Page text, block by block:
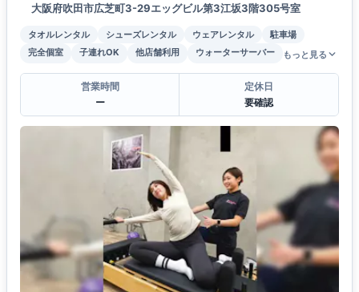
大阪府吹田市広芝町3-29エッグビル第3江坂3階305号室
タオルレンタル シューズレンタル ウェアレンタル
駐車場
完全個室
子連れOK 他店舗利用 ウォーターサーバー もっと見る
営業時間
ー
定休日
要確認